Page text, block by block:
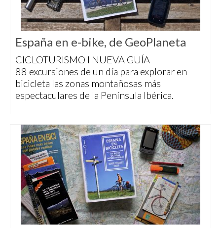
España en e-bike, de GeoPlaneta
CICLOTURISMO I NUEVA GUÍA
88 excursiones de un día para explorar en
bicicleta las zonas montañosas más
espectaculares de la Península Ibérica.